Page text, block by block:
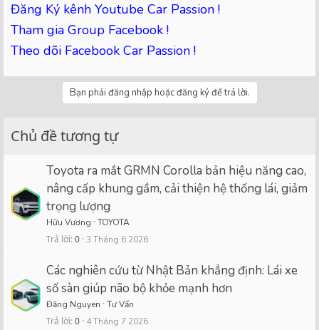
Đăng Ký kênh Youtube Car Passion !
Tham gia Group Facebook !
Theo dõi Facebook Car Passion !
Bạn phải đăng nhập hoặc đăng ký để trả lời.
Chủ đề tương tự
Toyota ra mắt GRMN Corolla bản hiệu năng cao,
nâng cấp khung gầm, cải thiện hệ thống lái, giảm
trọng lượng
Hữu Vương TOYOTA
Trả lời 0 3 Tháng 6 2026
Các nghiên cứu từ Nhật Bản khẳng định: Lái xe
số sàn giúp não bộ khỏe mạnh hơn
Đăng Nguyen Tư Vấn
Trả lời 0 4 Tháng 7 2026